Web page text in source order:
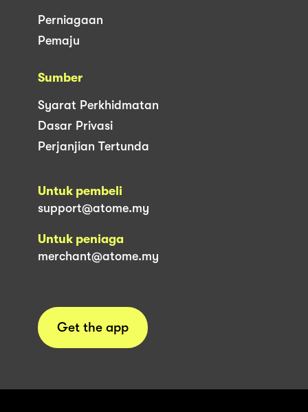
Perniagaan
Pemaju
Sumber
Syarat Perkhidmatan
Dasar Privasi
Perjanjian Tertunda
Untuk pembeli
support@atome.my
Untuk peniaga
merchant@atome.my
Get the app